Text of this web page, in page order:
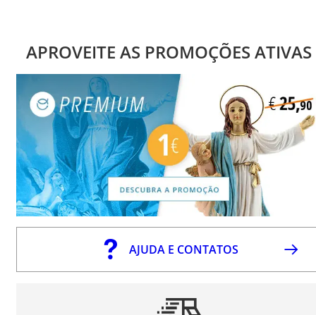
APROVEITE AS PROMOÇÕES ATIVAS
AJUDA E CONTATOS